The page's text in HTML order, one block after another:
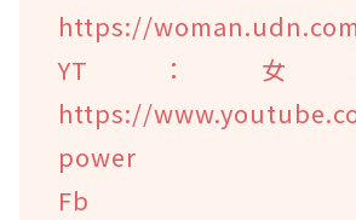
https://woman.udn.com
YT：女
https://
power
Fb